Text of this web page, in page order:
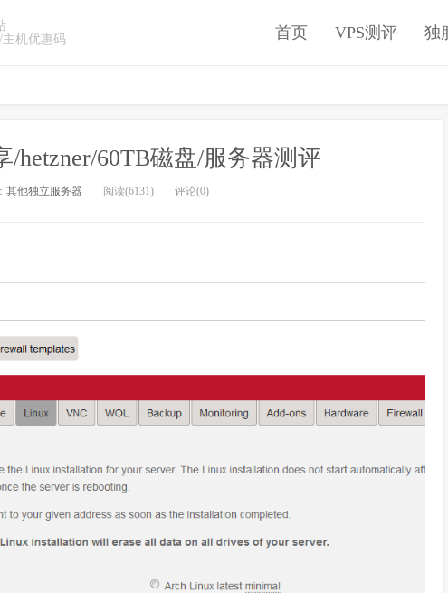
机优惠码
首页 VPS测评 独
/hetzner/60TB磁盘/服务器测评
其他独立服务器 阅读(6131) 评论(0)